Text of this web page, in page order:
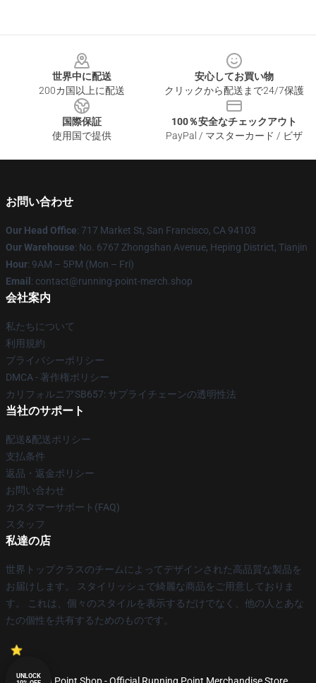
世界中に配送
200カ国以上に配送
安心してお買い物
クリックから配送まで24/7保護
国際保証
使用国で提供
100％安全なチェックアウト
PayPal / マスターカード / ビザ
お問い合わせ
Our Head Office: 717 Market St, San Francisco, CA 94103
Our Warehouse: No. 6767 Zhongshan Avenue, Heping District, Tianjin
Hour: 9AM – 5PM (Mon – Fri)
Email : contact@running-point-merch.shop
会社案内
私たちについて
利用規約
プライバシーポリシー
DMCA - 著作権ポリシー
カリフォルニアSB657: サプライチェーンの透明性法
当社のサポート
配送&配送ポリシー
支払条件
返品・返金ポリシー
お問い合わせ
カスタマーサポート(FAQ)
スタッフ
私達の店
世界トップクラスのチームによってデザインされた高品質な製品を
お届けします。 スタイリッシュで綺麗な商品をご用意しておりま
す。 これは、個々のスタイルを表示するだけでなく、他の人とあな
たの個性を共有するためのものです。
UNLOCK